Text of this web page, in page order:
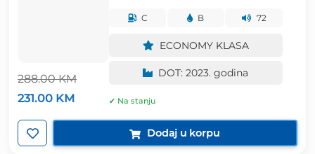
288.00KM
Izvorna
cijena
bila
je:
288.00 KM.
231.00 KM
Trenutna
cijena
je:
231.00 KM.
C B 72
ECONOMY KLASA
DOT: 2023. godina
✔ Na stanju
Dodaj u korpu